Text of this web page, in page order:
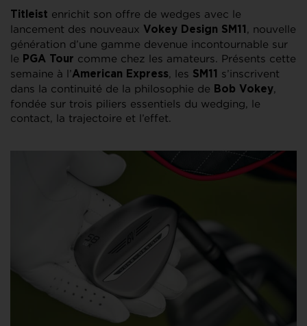
Titleist enrichit son offre de wedges avec le
lancement des nouveaux Vokey Design SM11 , nouvelle
génération d’une gamme devenue incontournable sur
le PGA Tour comme chez les amateurs. Présents cette
semaine à l’American Express, les SM11
s’inscrivent
dans la continuité de la philosophie de Bob Vokey,
fondée sur trois piliers essentiels du wedging, le
contact, la trajectoire et l’effet.